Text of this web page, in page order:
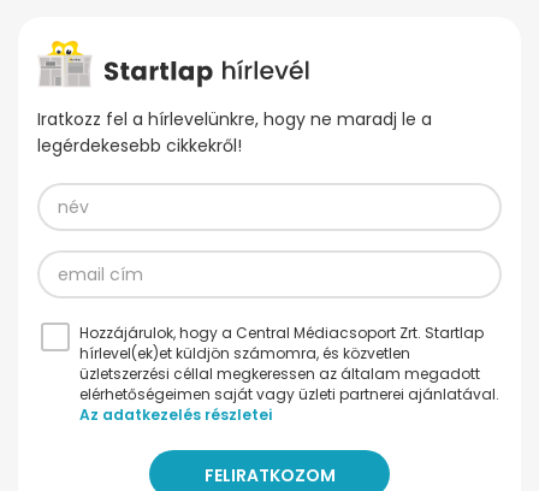
Iratkozz fel a hírlevelünkre, hogy ne maradj le a
legérdekesebb cikkekről!
Hozzájárulok, hogy a Central Médiacsoport Zrt. Startlap
hírlevel(ek)et küldjön számomra, és közvetlen
üzletszerzési céllal megkeressen az általam megadott
elérhetőségeimen saját vagy üzleti partnerei ajánlatával.
Az adatkezelés részletei